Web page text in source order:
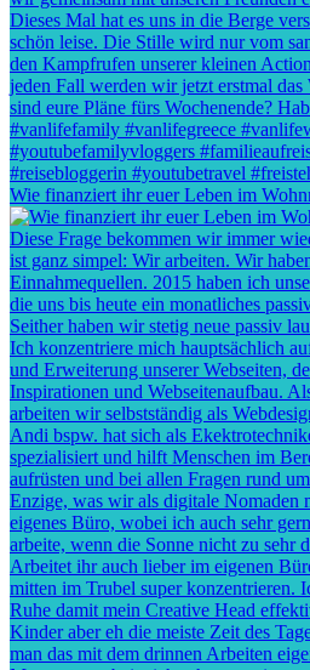
Wie finanziert ihr euer Leben im